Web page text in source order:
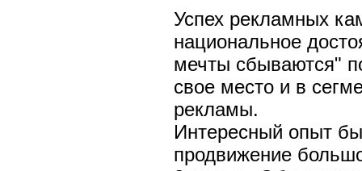
Успех рекламных
национальное
мечты сбываются"
свое место и в
рекламы.
Интересный опыт
продвижение